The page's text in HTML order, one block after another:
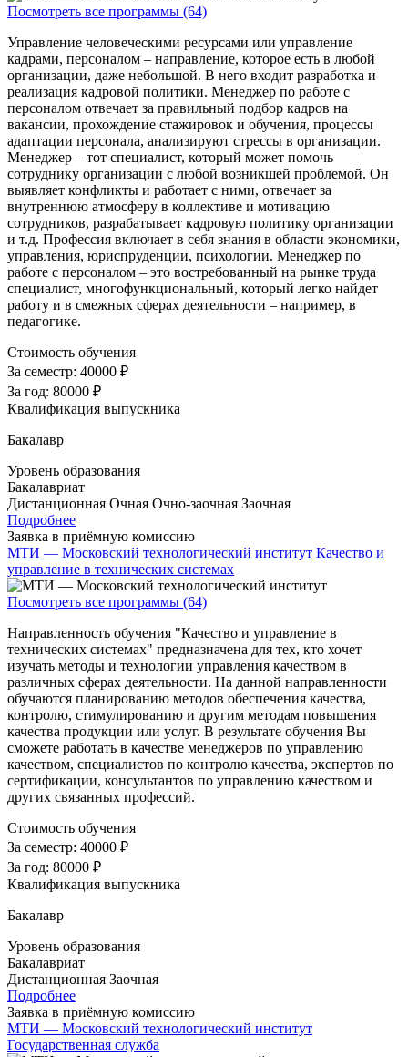
Посмотреть все программы (64)
Управление человеческими ресурсами или управление
кадрами, персоналом – направление, которое есть в любой
организации, даже небольшой. В него входит разработка и
реализация кадровой политики. Менеджер по работе с
персоналом отвечает за правильный подбор кадров на
вакансии, прохождение стажировок и обучения, процессы
адаптации персонала, анализируют стрессы в организации.
Менеджер – тот специалист, который может помочь
сотруднику организации с любой возникшей проблемой. Он
выявляет конфликты и работает с ними, отвечает за
внутреннюю атмосферу в коллективе и мотивацию
сотрудников, разрабатывает кадровую политику организации
и т.д. Профессия включает в себя знания в области экономики,
управления, юриспруденции, психологии. Менеджер по
работе с персоналом – это востребованный на рынке труда
специалист, многофункциональный, который легко найдет
работу и в смежных сферах деятельности – например, в
педагогике.
Стоимость обучения
За семестр: 40000 ₽
За год: 80000 ₽
Квалификация выпускника
Бакалавр
Уровень образования
Бакалавриат
Дистанционная Очная Очно-заочная Заочная
Подробнее
Заявка в приёмную комиссию
МТИ — Московский технологический институт Качество и
управление в технических системах
Посмотреть все программы (64)
Направленность обучения "Качество и управление в
технических системах" предназначена для тех, кто хочет
изучать методы и технологии управления качеством в
различных сферах деятельности. На данной направленности
обучаются планированию методов обеспечения качества,
контролю, стимулированию и другим методам повышения
качества продукции или услуг. В результате обучения Вы
сможете работать в качестве менеджеров по управлению
качеством, специалистов по контролю качества, экспертов по
сертификации, консультантов по управлению качеством и
других связанных профессий.
Стоимость обучения
За семестр: 40000 ₽
За год: 80000 ₽
Квалификация выпускника
Бакалавр
Уровень образования
Бакалавриат
Дистанционная Заочная
Подробнее
Заявка в приёмную комиссию
МТИ — Московский технологический институт
Государственная служба